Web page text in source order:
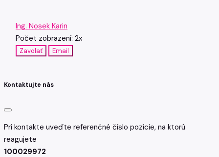
Ing. Nosek Karin
Počet zobrazení: 2x
Zavolať Email
Kontaktujte nás
Pri kontakte uveďte referenčné číslo pozície, na ktorú
reagujete
100029972